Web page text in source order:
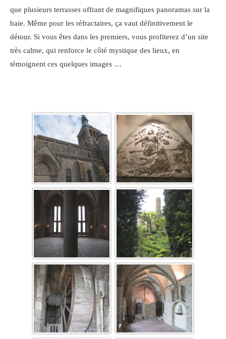
que plusieurs terrasses offrant de magnifiques panoramas sur la
baie. Même pour les réfractaires, ça vaut définitivement le
détour. Si vous êtes dans les premiers, vous profiterez d’un site
très calme, qui renforce le côté mystique des lieux, en
témoignent ces quelques images …